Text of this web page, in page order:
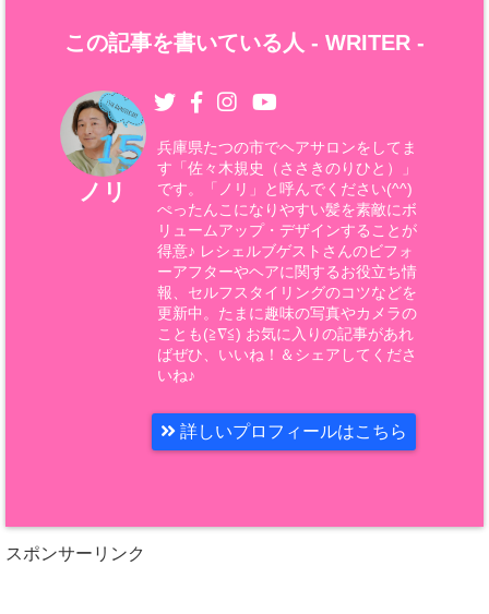
この記事を書いている人 - WRITER -
ノリ
兵庫県たつの市でヘアサロンをしてま
す「佐々木規史（ささきのりひと）」
です。「ノリ」と呼んでください(^^)
ぺったんこになりやすい髪を素敵にボ
リュームアップ・デザインすることが
得意♪ レシェルブゲストさんのビフォ
ーアフターやヘアに関するお役立ち情
報、セルフスタイリングのコツなどを
更新中。たまに趣味の写真やカメラの
ことも(≧∇≦) お気に入りの記事があれ
ばぜひ、いいね！＆シェアしてくださ
いね♪
詳しいプロフィールはこちら
スポンサーリンク